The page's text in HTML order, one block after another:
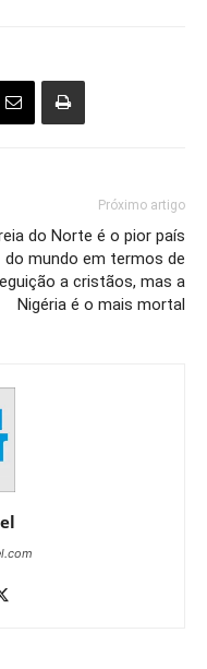
Próximo artigo
do Norte é o pior país
do mundo em termos de
a cristãos, mas a
Nigéria é o mais mortal